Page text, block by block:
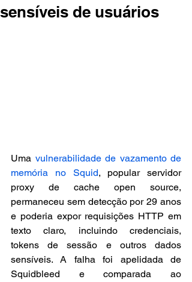
sensíveis de usuários
Uma vulnerabilidade de vazamento de
memória no Squid, popular servidor
proxy de cache open source,
permaneceu sem detecção por 29 anos
e poderia expor requisições HTTP em
texto claro, incluindo credenciais,
tokens de sessão e outros dados
sensíveis. A falha foi apelidada de
Squidbleed e comparada ao